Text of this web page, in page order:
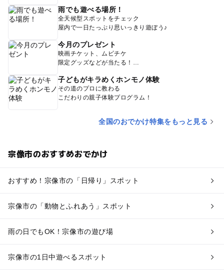
雨でも遊べる場所！
全天候型スポットをチェック
屋内で一日たっぷり思いっきり遊ぼう♪
今月のプレゼント
映画チケット、ムビチケ
限定グッズなどが当たる！
子どもがキラめくホンモノ体験
その道のプロに教わる
こだわりの親子体験プログラム！
全国のおでかけ特集をもっと見る
宗像市のおすすめおでかけ
おすすめ！宗像市の「日帰り」スポット
宗像市の「動物とふれあう」スポット
雨の日でもOK！宗像市の遊び場
宗像市の1日中遊べるスポット